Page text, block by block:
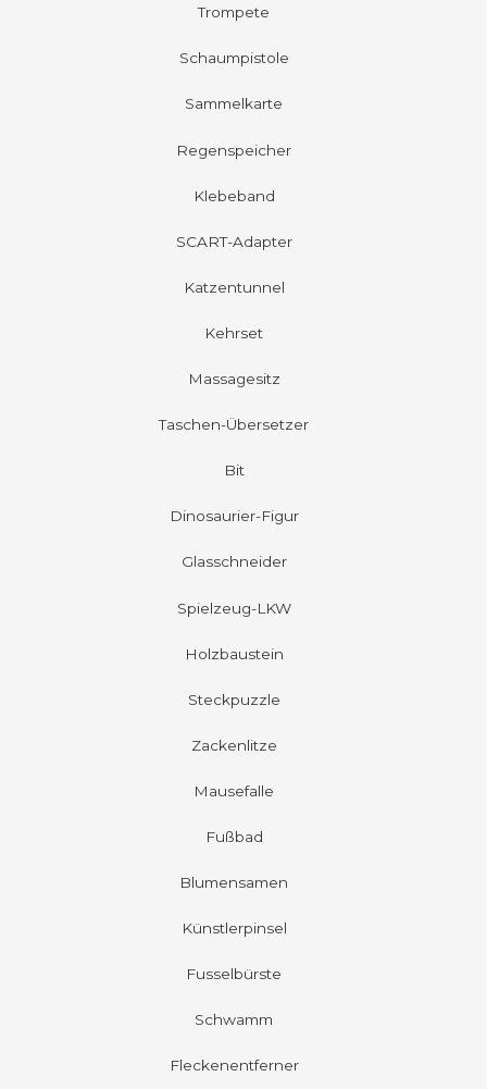
Trompete
Schaumpistole
Sammelkarte
Regenspeicher
Klebeband
SCART-Adapter
Katzentunnel
Kehrset
Massagesitz
Taschen-Übersetzer
Bit
Dinosaurier-Figur
Glasschneider
Spielzeug-LKW
Holzbaustein
Steckpuzzle
Zackenlitze
Mausefalle
Fußbad
Blumensamen
Künstlerpinsel
Fusselbürste
Schwamm
Fleckenentferner